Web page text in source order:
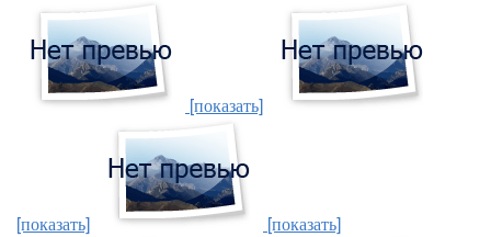
[показать]
[показать] [показать]